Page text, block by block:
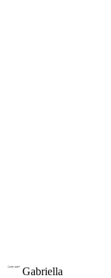
Gabriella